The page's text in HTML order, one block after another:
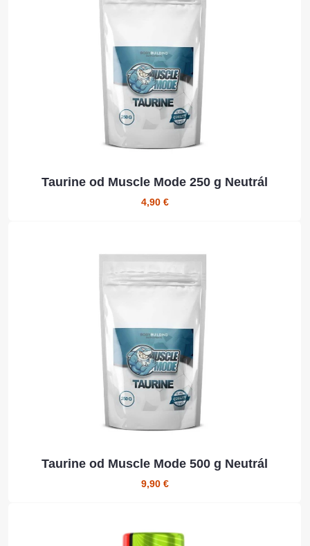
Taurine od Muscle Mode 250 g Neutrál
4,90 €
Taurine od Muscle Mode 500 g Neutrál
9,90 €